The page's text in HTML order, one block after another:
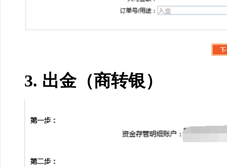
3. 出金（商转银）